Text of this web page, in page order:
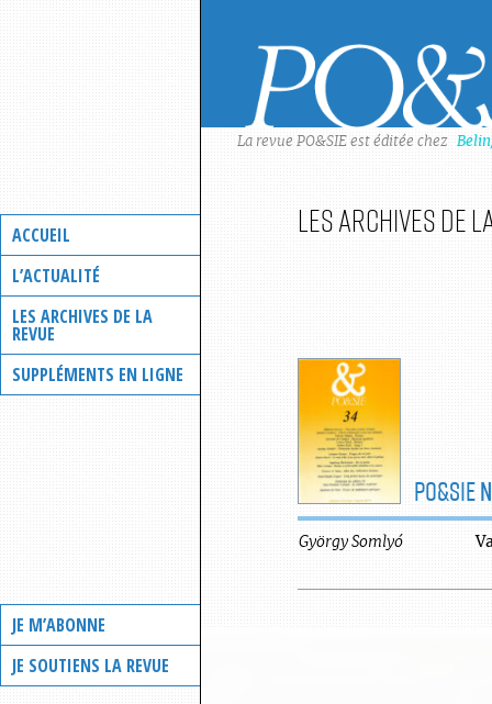
ACCUEIL
L’ACTUALITÉ
LES ARCHIVES DE LA
REVUE
SUPPLÉMENTS EN LIGNE
JE M’ABONNE
JE SOUTIENS LA REVUE
La revue PO&SIE est éditée chez
Les archives de
PO&SIE
György Somlyó